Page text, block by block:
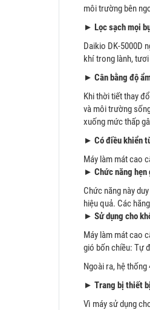
môi trường bên
► Lọc sạch mọi
Daikio DK-5000D
khí trong lành,
► Cân bằng độ
Khi thời tiết thay
và môi trường
xuống mức thấp
► Có điều khiển
Máy làm mát cao
► Chức năng
Chức năng này
hiệu quả. Các
► Sử dụng cho
Máy làm mát cao
gió bốn chiều: Tự
Ngoài ra, hệ
► Trang bị thiết
Vì máy sử dụng